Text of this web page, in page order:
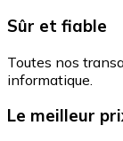
Sûr et fiable
Toutes nos
informatique.
Le meilleur